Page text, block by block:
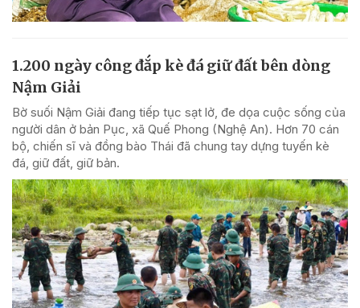
1.200 ngày công đắp kè đá giữ đất bên dòng
Nậm Giải
Bờ suối Nậm Giải đang tiếp tục sạt lở, đe dọa cuộc sống của
người dân ở bản Pục, xã Quế Phong (Nghệ An). Hơn 70 cán
bộ, chiến sĩ và đồng bào Thái đã chung tay dựng tuyến kè
đá, giữ đất, giữ bản.